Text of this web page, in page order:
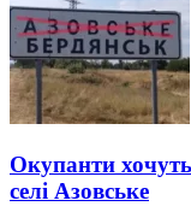
Окупанти
селі Азовське